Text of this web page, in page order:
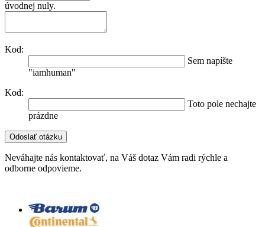
úvodnej nuly.
Kod:
Sem napíšte
"iamhuman"
Kod:
Toto pole nechajte
prázdne
Neváhajte nás kontaktovať, na Váš dotaz Vám radi rýchle a
odborne odpovieme.